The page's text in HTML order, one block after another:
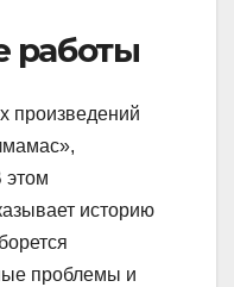
работы
произведений
этом
историю
проблемы и